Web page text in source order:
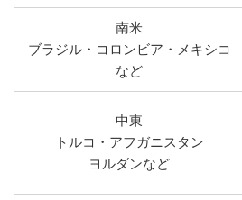
南米
ブラジル・コロンビア・メキシコ
など
中東
トルコ・アフガニスタン
ヨルダンなど